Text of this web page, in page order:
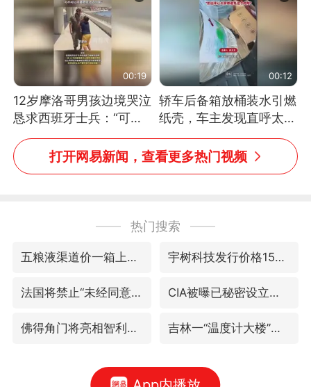
00:19
12岁摩洛哥男孩边境哭泣
恳求西班牙士兵：“可不
可以不要把我遣返回国”
00:12
轿车后备箱放桶装水引燃
纸壳，车主发现直呼太危
险，“拍出来让大家都避
免这个危险”
打开网易新闻，查看更多热门视频
热门搜索
五粮液渠道价一箱上涨近百元 宇树科技发行价格150.80元/股
法国将禁止“未经同意的电话营销” CIA被曝已秘密设立古巴工作组
佛得角门将亮相智利俱乐部主场 吉林一“温度计大楼”读数爆表